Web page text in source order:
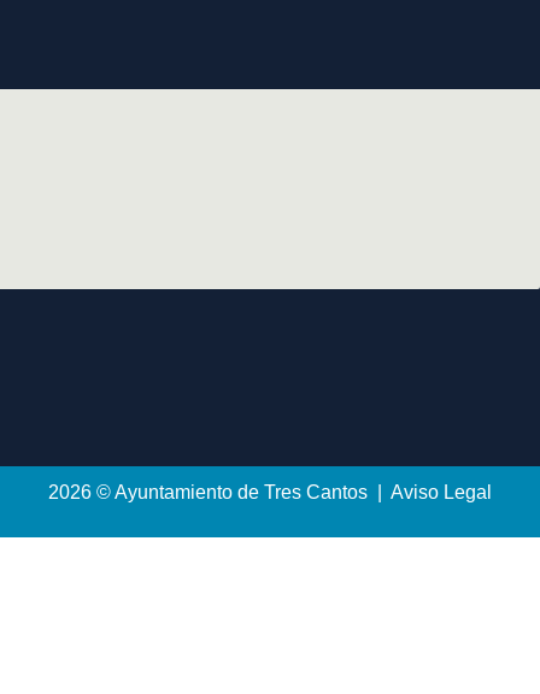
2026 © Ayuntamiento de Tres Cantos | Aviso Legal